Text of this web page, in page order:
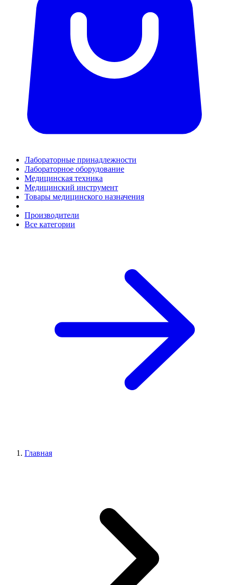
Лабораторные принадлежности
Лабораторное оборудование
Медицинская техника
Медицинский инструмент
Товары медицинского назначения
Производители
Все категории
Главная